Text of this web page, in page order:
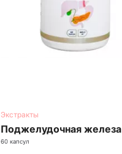
Экстракты
Поджелудочная железа
60 капсул